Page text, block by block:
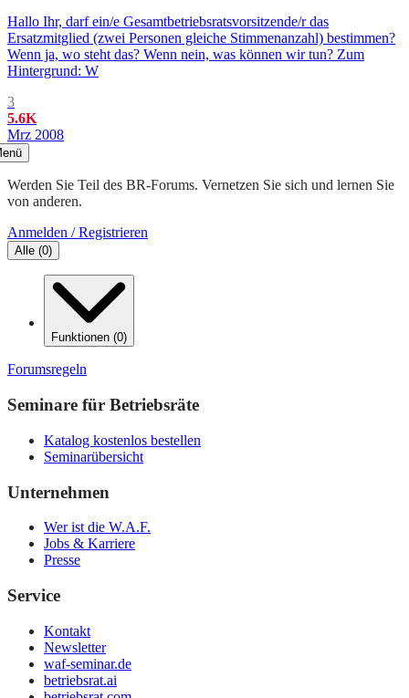
Hallo Ihr, darf ein/e Gesamtbetriebsratsvorsitzende/r das
Ersatzmitglied (zwei Personen gleiche Stimmenanzahl) bestimmen?
Wenn ja, wo steht das? Wenn nein, was können wir tun? Zum
Hintergrund: W
3
5.6K
Mrz 2008
Werden Sie Teil des BR-Forums. Vernetzen Sie sich und lernen Sie
von anderen.
Anmelden / Registrieren
Alle (0)
Funktionen (0)
Forumsregeln
Seminare für Betriebsräte
Katalog kostenlos bestellen
Seminarübersicht
Unternehmen
Wer ist die W.A.F.
Jobs & Karriere
Presse
Service
Kontakt
Newsletter
waf-seminar.de
betriebsrat.ai